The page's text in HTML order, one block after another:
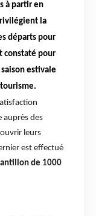
à partir en
la
départs pour
constaté pour
estivale
auprès des
leurs
est effectué
de 1000